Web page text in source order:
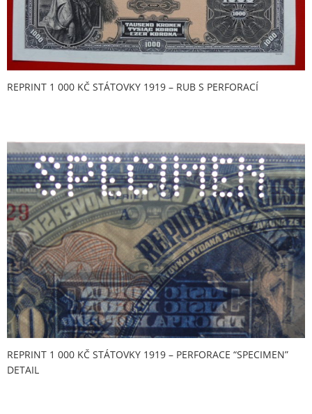
REPRINT 1 000 KČ STÁTOVKY 1919 – RUB S PERFORACÍ
REPRINT 1 000 KČ STÁTOVKY 1919 – PERFORACE “SPECIMEN”
DETAIL